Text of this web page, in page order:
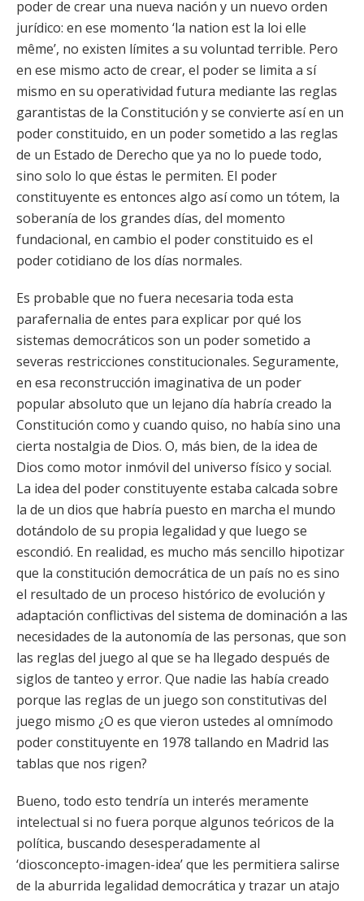
poder de crear una nueva nación y un nuevo orden
jurídico: en ese momento ‘la nation est la loi elle
même’, no existen límites a su voluntad terrible. Pero
en ese mismo acto de crear, el poder se limita a sí
mismo en su operatividad futura mediante las reglas
garantistas de la Constitución y se convierte así en un
poder constituido, en un poder sometido a las reglas
de un Estado de Derecho que ya no lo puede todo,
sino solo lo que éstas le permiten. El poder
constituyente es entonces algo así como un tótem, la
soberanía de los grandes días, del momento
fundacional, en cambio el poder constituido es el
poder cotidiano de los días normales.
Es probable que no fuera necesaria toda esta
parafernalia de entes para explicar por qué los
sistemas democráticos son un poder sometido a
severas restricciones constitucionales. Seguramente,
en esa reconstrucción imaginativa de un poder
popular absoluto que un lejano día habría creado la
Constitución como y cuando quiso, no había sino una
cierta nostalgia de Dios. O, más bien, de la idea de
Dios como motor inmóvil del universo físico y social.
La idea del poder constituyente estaba calcada sobre
la de un dios que habría puesto en marcha el mundo
dotándolo de su propia legalidad y que luego se
escondió. En realidad, es mucho más sencillo hipotizar
que la constitución democrática de un país no es sino
el resultado de un proceso histórico de evolución y
adaptación conflictivas del sistema de dominación a las
necesidades de la autonomía de las personas, que son
las reglas del juego al que se ha llegado después de
siglos de tanteo y error. Que nadie las había creado
porque las reglas de un juego son constitutivas del
juego mismo ¿O es que vieron ustedes al omnímodo
poder constituyente en 1978 tallando en Madrid las
tablas que nos rigen?
Bueno, todo esto tendría un interés meramente
intelectual si no fuera porque algunos teóricos de la
política, buscando desesperadamente al
‘diosconcepto-imagen-idea’ que les permitiera salirse
de la aburrida legalidad democrática y trazar un atajo